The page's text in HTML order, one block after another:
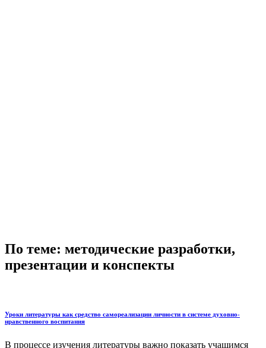
По теме: методические разработки,
презентации и конспекты
Уроки литературы как средство самореализации личности в системе духовно-
нравственного воспитания
В процессе изучения литературы важно показать учащимся